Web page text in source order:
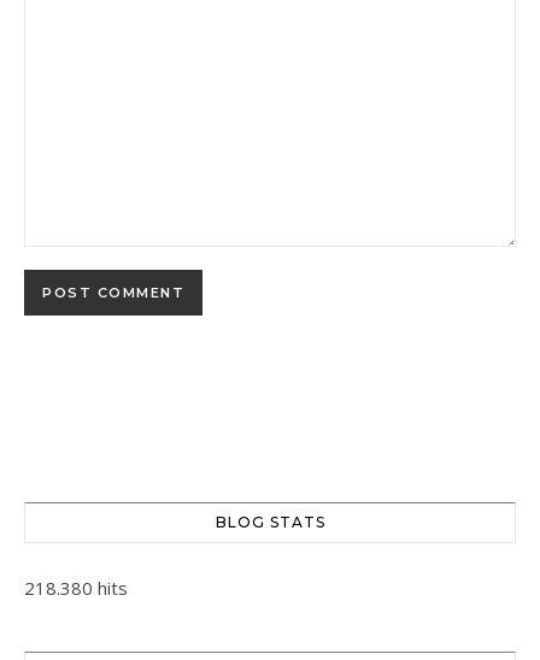
BLOG STATS
218.380 hits